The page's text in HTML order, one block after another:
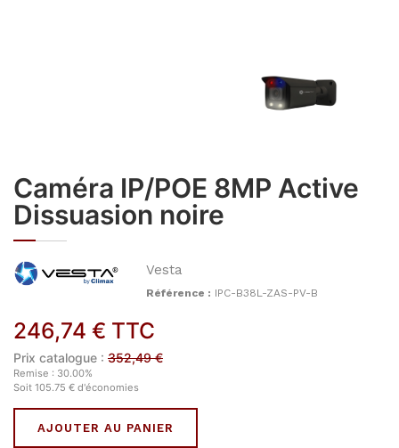
Caméra IP/POE 8MP Active
Dissuasion noire
Vesta
Référence : IPC-B38L-ZAS-PV-B
246,74 € TTC
Prix catalogue : 352,49€
Remise : 30.00%
Soit 105.75 € d'économies
AJOUTER AU PANIER